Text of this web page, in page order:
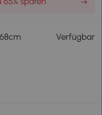
Verfügbar